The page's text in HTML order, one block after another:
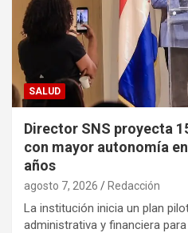
SALUD
Director SNS proyecta
con mayor autonomía
años
agosto 7, 2026 Redacción
La institución inicia un plan
administrativa y financiera